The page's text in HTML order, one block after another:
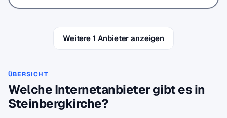
Weitere 1 Anbieter anzeigen
ÜBERSICHT
Welche Internetanbieter gibt es in
Steinbergkirche?